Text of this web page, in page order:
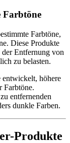
Farbtöne
Farbtöne,
Diese Produkte
Entfernung von
zu belasten.
entwickelt, höhere
Farbtöne.
entfernenden
dunkle Farben.
Produkte